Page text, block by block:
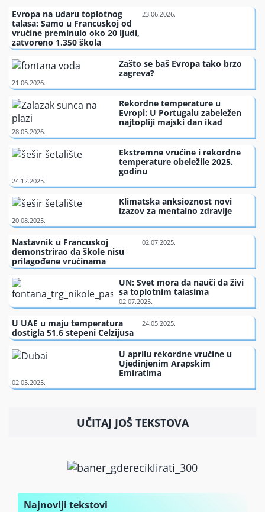
Finansiranje
O nama
Evropa na udaru toplotnog
talasa: Samo u Francuskoj od
vrućine preminulo oko 20 ljudi,
zatvoreno 1.350 škola
Zašto se baš Evropa tako brzo
zagreva?
Rekordne temperature u
Evropi: U Portugalu zabeležen
najtopliji majski dan ikad
Ekstremne vrućine i rekordne
temperature obeležile 2025.
godinu
Klimatska anksioznost novi
izazov za mentalno zdravlje
Nastavnik u Francuskoj
demonstrirao da škole nisu
prilagođene vrućinama
UN: Svet mora da nauči da živi
sa toplotnim talasima
U UAE u maju temperatura
dostigla 51,6 stepeni Celzijusa
U aprilu rekordne vrućine u
Ujedinjenim Arapskim
Emiratima
UČITAJ JOŠ TEKSTOVA
Najnoviji tekstovi